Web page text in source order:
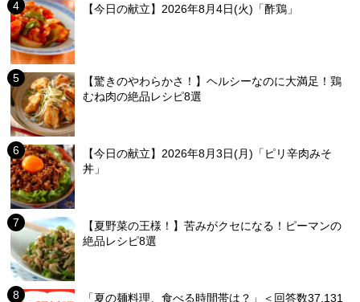
【今日の献立】2026年8月4日(火)「酢鶏」
【驚きのやわらかさ！】ヘルシーなのに大満足！鶏
むね肉の絶品レシピ8選
【今日の献立】2026年8月3日(月)「ピリ辛肉みそ
丼」
【夏野菜の王様！】苦みがクセになる！ピーマンの
絶品レシピ8選
「夏の麺料理、食べる時間帯は？」＜回答数37,131